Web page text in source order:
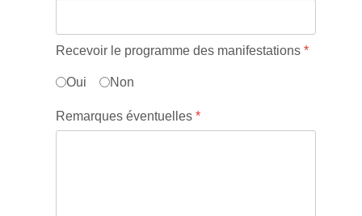
Recevoir le programme des manifestations *
Oui Non
Remarques éventuelles *